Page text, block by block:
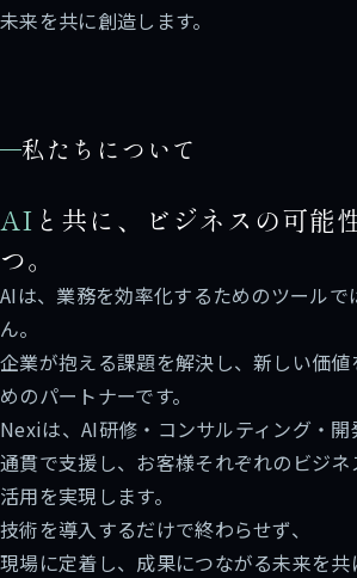
未来を共に創造します。
私たちについて
AI と共に、ビジネスの可能
つ。
AIは、業務を効率化するためのツールで
ん。
企業が抱える課題を解決し、新しい価値
めのパートナーです。
Nexiは、AI研修・コンサルティング・
通貫で支援し、お客様それぞれのビジネ
活用を実現します。
技術を導入するだけで終わらせず、
現場に定着し、成果につながる未来を共